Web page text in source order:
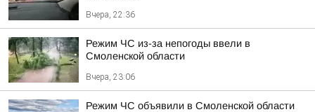
Вчера, 22:36
Режим ЧС из-за непогоды ввели в
Смоленской области
Вчера, 23:06
Режим ЧС объявили в Смоленской области